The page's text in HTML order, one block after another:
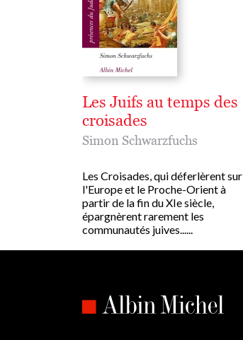
Les Juifs au temps des
croisades
Simon Schwarzfuchs
Les Croisades, qui déferlèrent sur
l'Europe et le Proche-Orient à
partir de la fin du XIe siècle,
épargnèrent rarement les
communautés juives......